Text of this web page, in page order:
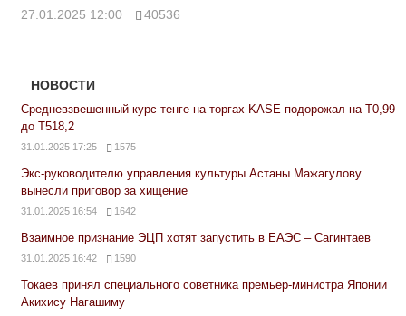
27.01.2025 12:00 40536
НОВОСТИ
Средневзвешенный курс тенге на торгах KASE подорожал на Т0,99
до Т518,2
31.01.2025 17:25 1575
Экс-руководителю управления культуры Астаны Мажагулову
вынесли приговор за хищение
31.01.2025 16:54 1642
Взаимное признание ЭЦП хотят запустить в ЕАЭС – Сагинтаев
31.01.2025 16:42 1590
Токаев принял специального советника премьер-министра Японии
Акихису Нагашиму